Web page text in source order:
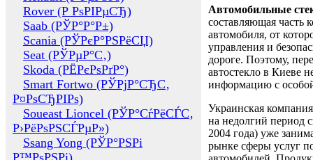
Rover (Р РѕРІРµСЂ)
Saab (РЎР°Р°Р±)
Scania (РЎРєР°РЅРёСЏ)
Seat (РЎРµР°С‚)
Skoda (РЁРєРѕРґР°)
Smart Fortwo (РЎРјР°СЂС‚
Р¤РѕСЂРІРѕ)
Soueast Lioncel (РЎР°СѓРёСЃС‚
Р›РёРѕРЅСЃРµР»)
Ssang Yong (РЎР°РЅРі
Р™РѕРЅРі)
Автомобильные
составляющая часть
автомобиля, от
управления и
дороге. Поэтому,
автостекло в Киеве
информацию с
Украинская
на недолгий период
2004 года) уже
рынке сферы услуг